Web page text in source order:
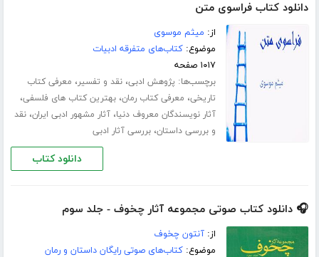
دانلود کتاب فراسوی متن
از: میثم موسوی
موضوع:کتاب‌های متفرقه ادبیات
۱۰۱۷ صفحه
برچسب‌ها: پژوهش ادبی،نقد و تفسیر، معرفی کتاب
تاریخی، معرفی کتاب رمان،بهترین کتاب های فلسفی،
آثار نویسندگان معروف دنیا،آثار مشهور ادبی ایران،نقد
و بررسی داستان،بررسی آثار ادبی
دانلود کتاب
🎧 دانلود کتاب صوتی مجموعه آثار چخوف - جلد سوم
از:آنتون چخوف
موضوع:کتاب‌های صوتی رایگان داستان و رمان